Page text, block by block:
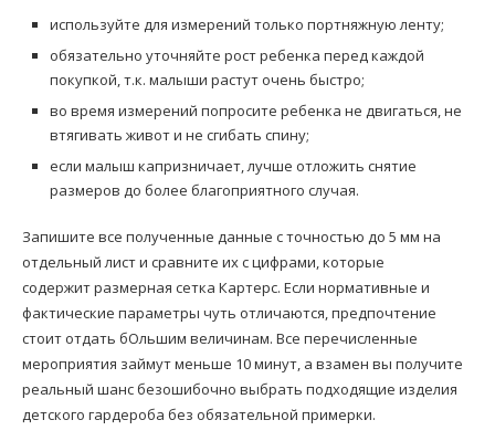
используйте для измерений только портняжную ленту;
обязательно уточняйте рост ребенка перед каждой
покупкой, т.к. малыши растут очень быстро;
во время измерений попросите ребенка не двигаться, не
втягивать живот и не сгибать спину;
если малыш капризничает, лучше отложить снятие
размеров до более благоприятного случая.
Запишите все полученные данные с точностью до 5 мм на
отдельный лист и сравните их с цифрами, которые
содержит размерная сетка Картерс. Если нормативные и
фактические параметры чуть отличаются, предпочтение
стоит отдать бОльшим величинам. Все перечисленные
мероприятия займут меньше 10 минут, а взамен вы получите
реальный шанс безошибочно выбрать подходящие изделия
детского гардероба без обязательной примерки.